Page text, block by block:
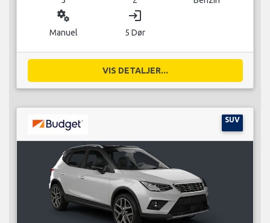
miscellaneous_services
Manuel
login
5 Dør
VIS DETALJER...
SUV